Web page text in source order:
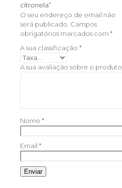
citronela”
O seu endereço de email não
será publicado. Campos
obrigatórios marcados com *
A sua classificação *
A sua avaliação sobre o produto
Nome *
Email *